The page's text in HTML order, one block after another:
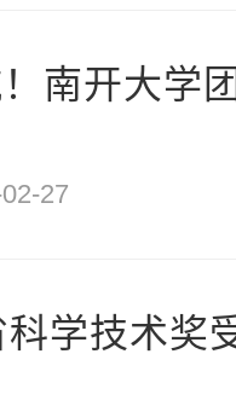
南开大学
27
学技术奖